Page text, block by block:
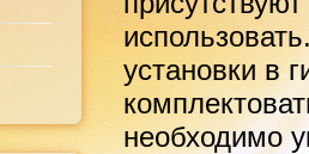
установки в
необходимо